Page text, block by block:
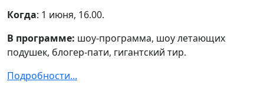
Когда: 1 июня, 16.00.
В программе: шоу-программа, шоу летающих
подушек, блогер-пати, гигантский тир.
Подробности...